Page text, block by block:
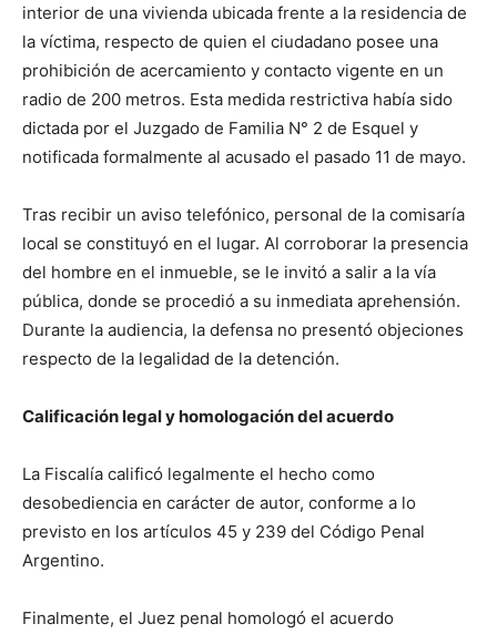
interior de una vivienda ubicada frente a la residencia de
la víctima, respecto de quien el ciudadano posee una
prohibición de acercamiento y contacto vigente en un
radio de 200 metros. Esta medida restrictiva había sido
dictada por el Juzgado de Familia N° 2 de Esquel y
notificada formalmente al acusado el pasado 11 de mayo.
Tras recibir un aviso telefónico, personal de la comisaría
local se constituyó en el lugar. Al corroborar la presencia
del hombre en el inmueble, se le invitó a salir a la vía
pública, donde se procedió a su inmediata aprehensión.
Durante la audiencia, la defensa no presentó objeciones
respecto de la legalidad de la detención.
Calificación legal y homologación del acuerdo
La Fiscalía calificó legalmente el hecho como
desobediencia en carácter de autor, conforme a lo
previsto en los artículos 45 y 239 del Código Penal
Argentino.
Finalmente, el Juez penal homologó el acuerdo